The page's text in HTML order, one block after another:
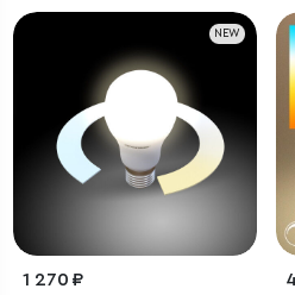
NEW
1 270 ₽